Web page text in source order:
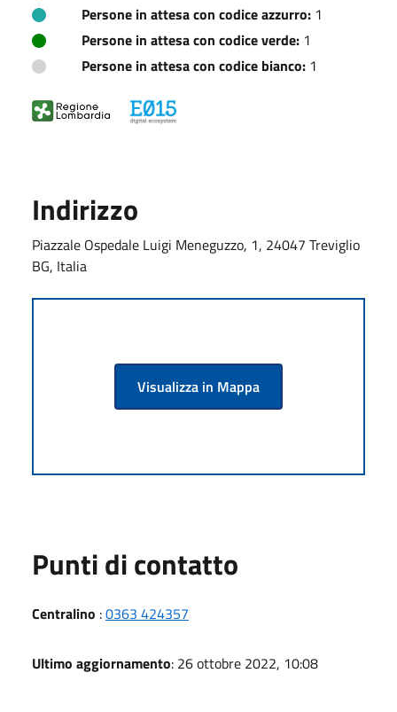
Persone in attesa con codice azzurro: 1
Persone in attesa con codice verde: 1
Persone in attesa con codice bianco: 1
Indirizzo
Piazzale Ospedale Luigi Meneguzzo, 1, 24047 Treviglio
BG, Italia
Visualizza in Mappa
Punti di contatto
Centralino :0363 424357
Ultimo aggiornamento: 26 ottobre 2022, 10:08